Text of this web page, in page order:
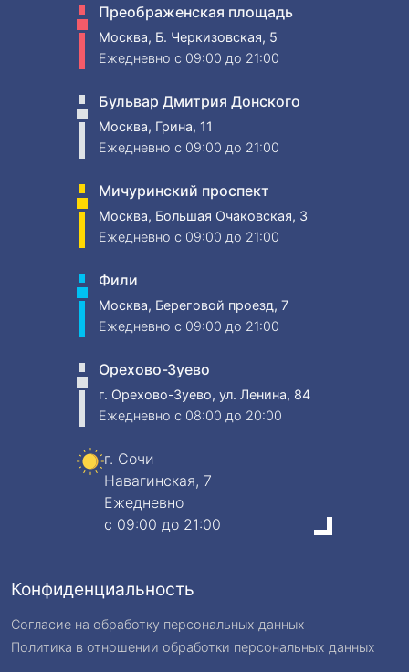
Преображенская площадь
Москва, Б. Черкизовская, 5
Ежедневно c 09:00 до 21:00
Бульвар Дмитрия Донского
Москва, Грина, 11
Ежедневно c 09:00 до 21:00
Мичуринский проспект
Москва, Большая Очаковская, 3
Ежедневно c 09:00 до 21:00
Фили
Москва, Береговой проезд, 7
Ежедневно c 09:00 до 21:00
Орехово-Зуево
г. Орехово-Зуево, ул. Ленина, 84
Ежедневно c 08:00 до 20:00
г. Сочи
Навагинская, 7
Ежедневно
c 09:00 до 21:00
Конфиденциальность
Согласие на обработку персональных данных
Политика в отношении обработки персональных данных